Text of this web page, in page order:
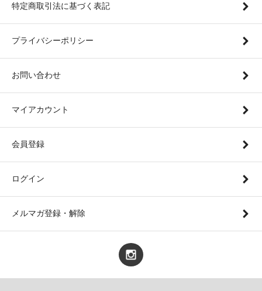
特定商取引法に基づく表記
プライバシーポリシー
お問い合わせ
マイアカウント
会員登録
ログイン
メルマガ登録・解除